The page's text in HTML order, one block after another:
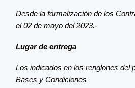
Desde la formalización de los
el 02 de mayo del 2023.-
Lugar de entrega
Los indicados en los renglones del
Bases y Condiciones